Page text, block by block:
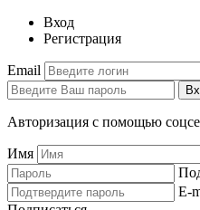
Вход
Регистрация
Email
Авторизация с помощью
Имя
E-